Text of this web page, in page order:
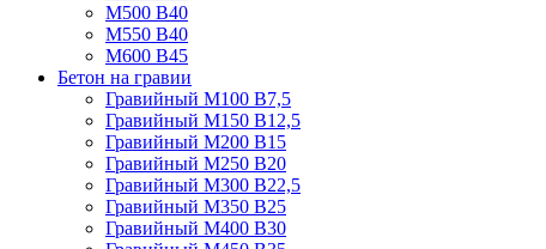
М500 В40
М550 В40
М600 В45
Бетон на гравии
Гравийный М100 В7,5
Гравийный М150 В12,5
Гравийный М200 В15
Гравийный М250 В20
Гравийный М300 В22,5
Гравийный М350 В25
Гравийный М400 В30